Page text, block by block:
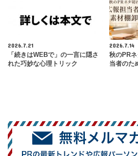
2026.7.21
「続きはWEBで」の一言に隠さ
れた巧妙な心理トリック
2026.7.14
秋のPR
当者のた